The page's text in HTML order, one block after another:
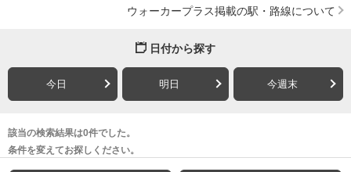
ウォーカープラス掲載の駅・路線について
日付から探す
今日 明日 今週末
該当の検索結果は0件でした。
条件を変えてお探しください。